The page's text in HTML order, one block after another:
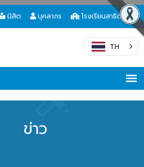
นิสิต บุคลากร โรงเรียนสาธิต
TH
ข่าว